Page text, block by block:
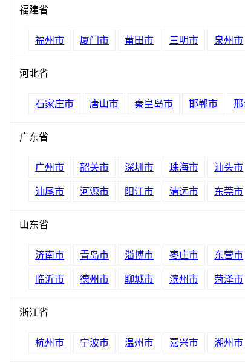
福建省
福州市 厦门市 莆田市 三明市 泉州市
河北省
石家庄市 唐山市 秦皇岛市 邯郸市 邢
广东省
广州市 韶关市 深圳市 珠海市 汕头市
汕尾市 河源市 阳江市 清远市 东莞市
山东省
济南市 青岛市 淄博市 枣庄市 东营市
临沂市 德州市 聊城市 滨州市 菏泽市
浙江省
杭州市 宁波市 温州市 嘉兴市 湖州市